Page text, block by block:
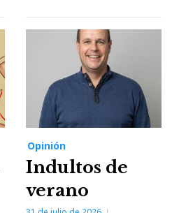
Opinión
Indultos de
verano